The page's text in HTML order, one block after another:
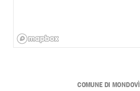
COMUNE DI MONDOVÌ